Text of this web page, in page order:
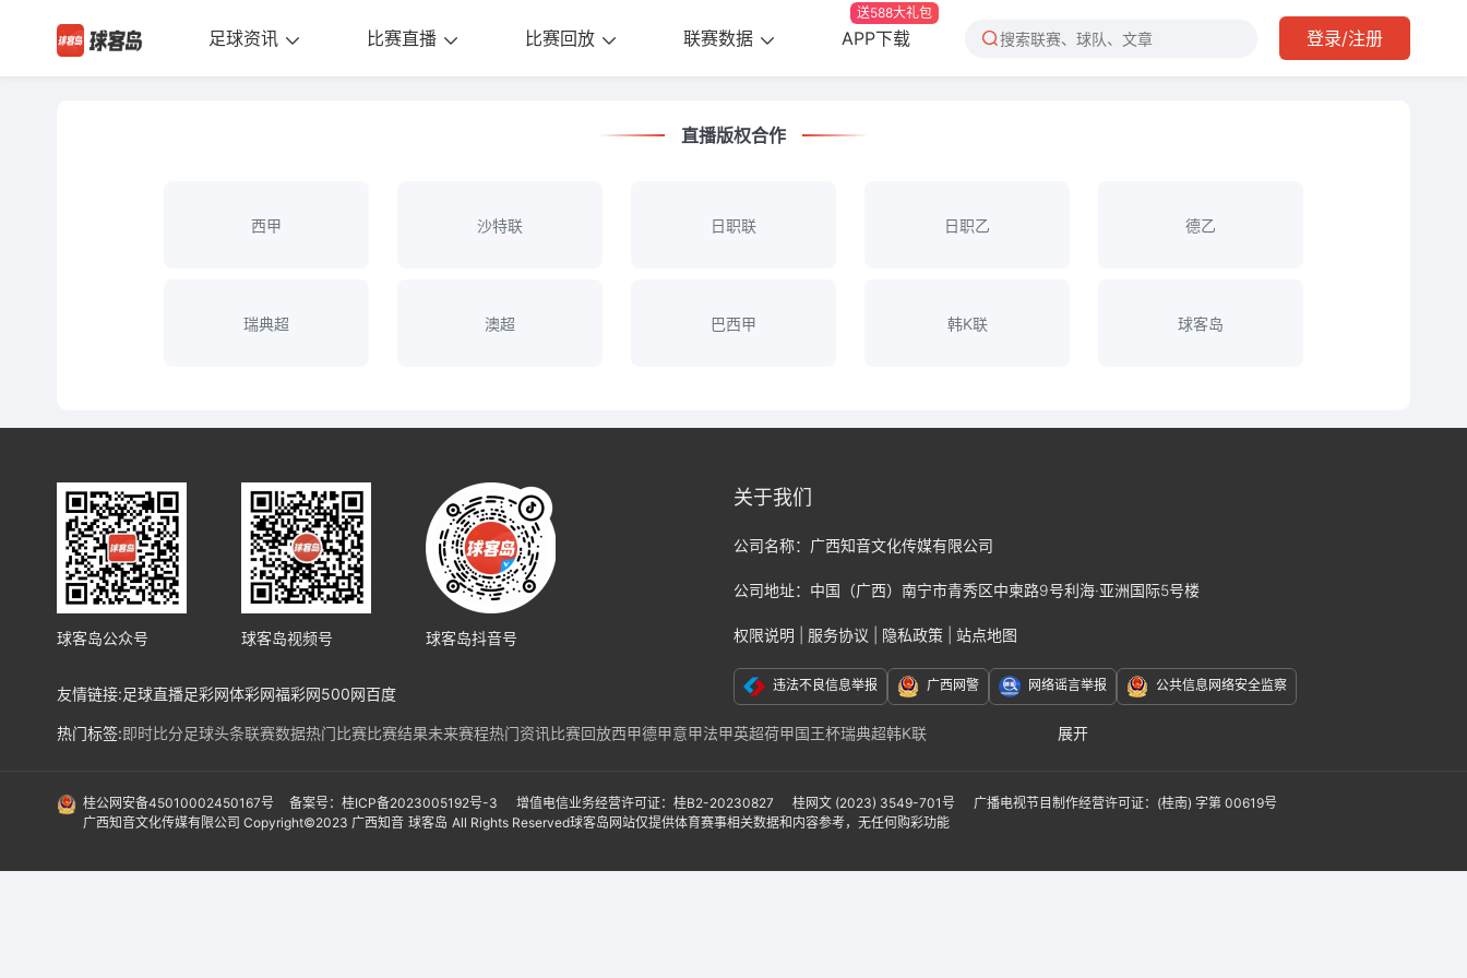
足球资讯 比赛直播 比赛回放 联赛数据 APP下载
送588大礼包
登录/注册
直播版权合作
西甲 沙特联 日职联 日职乙 德乙
瑞典超 澳超 巴西甲 韩K联 球客岛
球客岛公众号 球客岛视频号 球客岛抖音号
友情链接:足球直播足彩网体彩网福彩网500网百度
关于我们
公司名称： 广西知音文化传媒有限公司
公司地址： 中国（广西）南宁市青秀区中柬路9号利海·亚洲国际5号楼
权限说明 服务协议 隐私政策 站点地图
违法不良信息举报 广西网警 网络谣言举报 公共信息网络安全监察
热门标签:即时比分足球头条联赛数据热门比赛比赛结果未来赛程热门资讯 比赛回放西甲德甲意甲法甲英超荷甲国王杯瑞典超韩K联
展开
国际赛事:亚洲预选赛欧洲预选赛 南美预选赛北美预选赛欧冠欧协联 亚冠亚洲杯美洲杯美职联 墨西哥联赛非洲杯日本职业联赛J1日本职业联赛J2
桂公网安备45010002450167号 备案号：桂ICP备2023005192号-3 增值电信业务经营许可证：桂B2-20230827 桂网文 (2023) 3549-701号
广播电视节目制作经营许可证：(桂南) 字第 00619号
广西知音文化传媒有限公司 Copyright©2023 广西知音 球客岛 All Rights Reserved球客岛网站仅提供体育赛事相关数据和内容参考，无任何购彩功能